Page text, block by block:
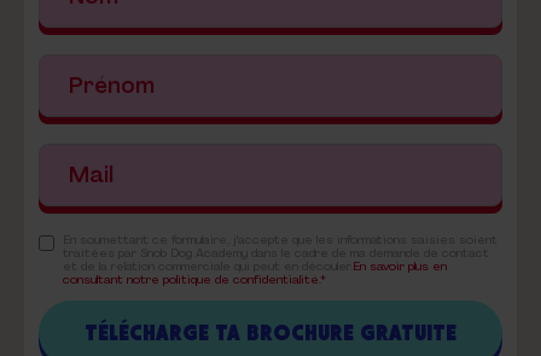
En savoir plus en
consultant notre politique de confidentialité.*